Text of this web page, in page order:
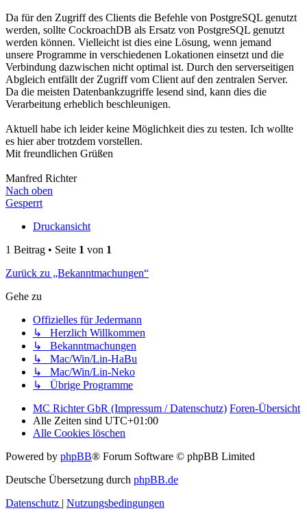
Da für den Zugriff des Clients die Befehle von PostgreSQL genutzt
werden, sollte CockroachDB als Ersatz von PostgreSQL genutzt
werden können. Vielleicht ist dies eine Lösung, wenn jemand
unsere Programme in verschiedenen Lokationen einsetzt und die
Verbindung dazwischen nicht optimal ist. Durch den serverseitigen
Abgleich entfällt der Zugriff vom Client auf den zentralen Server.
Da die meisten Datenbankzugriffe lesend sind, kann dies die
Verarbeitung erheblich beschleunigen.
Aktuell habe ich leider keine Möglichkeit dies zu testen. Ich wollte
es hier aber trotzdem vorstellen.
Mit freundlichen Grüßen
Manfred Richter
Nach oben
Gesperrt
Druckansicht
1 Beitrag • Seite 1 von 1
Zurück zu „Bekanntmachungen“
Gehe zu
Offizielles für Jedermann
↳ Herzlich Willkommen
↳ Bekanntmachungen
↳ Mac/Win/Lin-HaBu
↳ Mac/Win/Lin-Neko
↳ Übrige Programme
MC Richter GbR (Impressum / Datenschutz) Foren-Übersicht
Alle Zeiten sind UTC+01:00
Alle Cookies löschen
Powered by phpBB® Forum Software © phpBB Limited
Deutsche Übersetzung durch phpBB.de
Datenschutz | Nutzungsbedingungen